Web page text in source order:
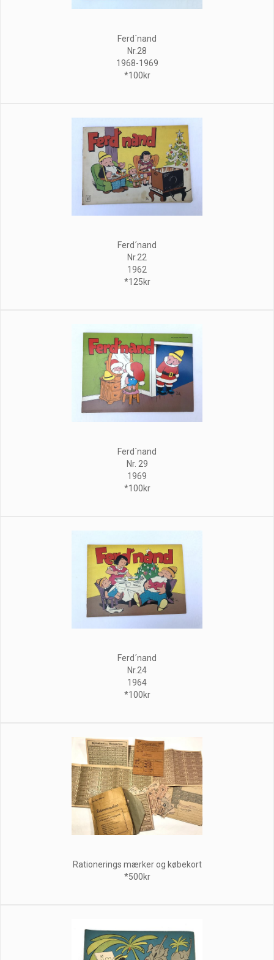
Ferd´nand
Nr.28
1968-1969
*100kr
Ferd´nand
Nr.22
1962
*125kr
Ferd´nand
Nr. 29
1969
*100kr
Ferd´nand
Nr.24
1964
*100kr
Rationerings mærker og købekort
*500kr